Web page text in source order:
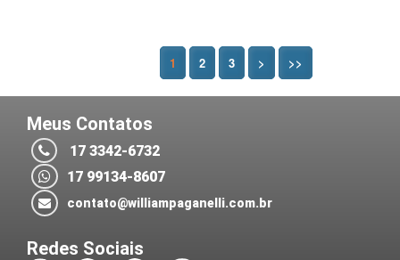
1 2 3 > >>
Meus Contatos
17 3342-6732
17 99134-8607
contato@williampaganelli.com.br
Redes Sociais